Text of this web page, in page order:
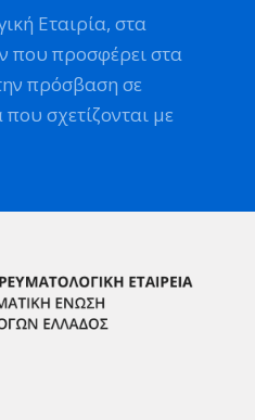
Εταιρία, στα
που προσφέρει στα
πρόσβαση σε
σχετίζονται με